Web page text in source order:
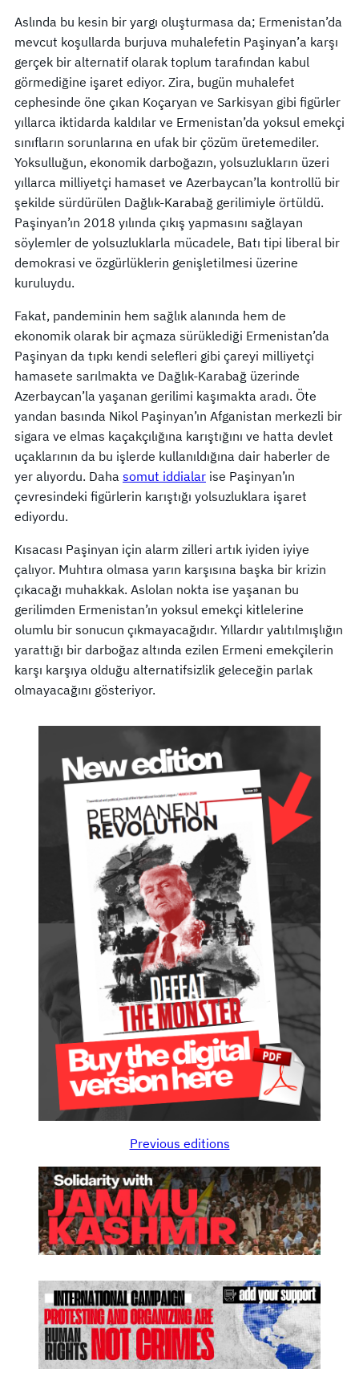
Aslında bu kesin bir yargı oluşturmasa da; Ermenistan’da
mevcut koşullarda burjuva muhalefetin Paşinyan’a karşı
gerçek bir alternatif olarak toplum tarafından kabul
görmediğine işaret ediyor. Zira, bugün muhalefet
cephesinde öne çıkan Koçaryan ve Sarkisyan gibi figürler
yıllarca iktidarda kaldılar ve Ermenistan’da yoksul emekçi
sınıfların sorunlarına en ufak bir çözüm üretemediler.
Yoksulluğun, ekonomik darboğazın, yolsuzlukların üzeri
yıllarca milliyetçi hamaset ve Azerbaycan’la kontrollü bir
şekilde sürdürülen Dağlık-Karabağ gerilimiyle örtüldü.
Paşinyan’ın 2018 yılında çıkış yapmasını sağlayan
söylemler de yolsuzluklarla mücadele, Batı tipi liberal bir
demokrasi ve özgürlüklerin genişletilmesi üzerine
kuruluydu.
Fakat, pandeminin hem sağlık alanında hem de
ekonomik olarak bir açmaza sürüklediği Ermenistan’da
Paşinyan da tıpkı kendi selefleri gibi çareyi milliyetçi
hamasete sarılmakta ve Dağlık-Karabağ üzerinde
Azerbaycan’la yaşanan gerilimi kaşımakta aradı. Öte
yandan basında Nikol Paşinyan’ın Afganistan merkezli bir
sigara ve elmas kaçakçılığına karıştığını ve hatta devlet
uçaklarının da bu işlerde kullanıldığına dair haberler de
yer alıyordu. Daha somut iddialar ise Paşinyan’ın
çevresindeki figürlerin karıştığı yolsuzluklara işaret
ediyordu.
Kısacası Paşinyan için alarm zilleri artık iyiden iyiye
çalıyor. Muhtıra olmasa yarın karşısına başka bir krizin
çıkacağı muhakkak. Aslolan nokta ise yaşanan bu
gerilimden Ermenistan’ın yoksul emekçi kitlelerine
olumlu bir sonucun çıkmayacağıdır. Yıllardır yalıtılmışlığın
yarattığı bir darboğaz altında ezilen Ermeni emekçilerin
karşı karşıya olduğu alternatifsizlik geleceğin parlak
olmayacağını gösteriyor.
Previous editions